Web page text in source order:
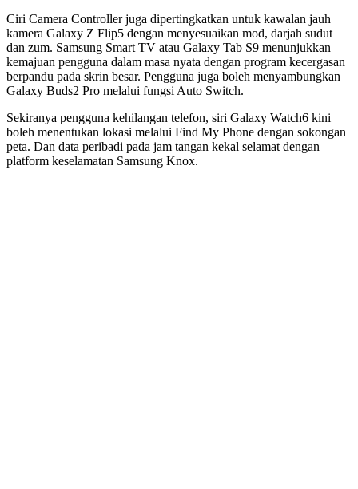
Ciri Camera Controller juga dipertingkatkan untuk kawalan jauh
kamera Galaxy Z Flip5 dengan menyesuaikan mod, darjah sudut
dan zum. Samsung Smart TV atau Galaxy Tab S9 menunjukkan
kemajuan pengguna dalam masa nyata dengan program kecergasan
berpandu pada skrin besar. Pengguna juga boleh menyambungkan
Galaxy Buds2 Pro melalui fungsi Auto Switch.
Sekiranya pengguna kehilangan telefon, siri Galaxy Watch6 kini
boleh menentukan lokasi melalui Find My Phone dengan sokongan
peta. Dan data peribadi pada jam tangan kekal selamat dengan
platform keselamatan Samsung Knox.